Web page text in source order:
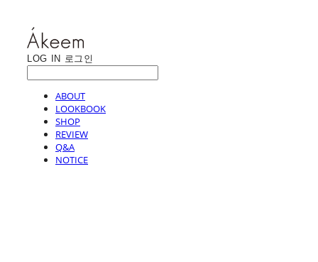
LOG IN 로그인
ABOUT
LOOKBOOK
SHOP
REVIEW
Q&A
NOTICE